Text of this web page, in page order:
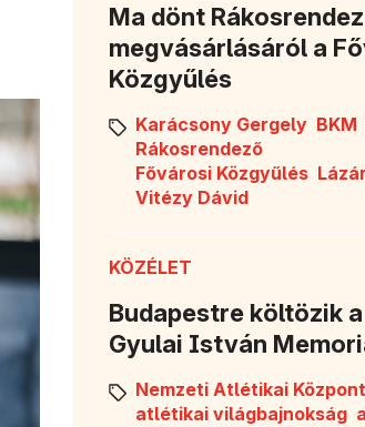
Ma dönt
megvásárlásáról a
Közgyűlés
Karácsony Gergely BKM
Rákosrendező
Fővárosi Közgyűlés
Vitézy Dávid
KÖZÉLET
Budapestre költözik a
Gyulai István
Nemzeti Atlétikai Központ
atlétikai világbajnokság